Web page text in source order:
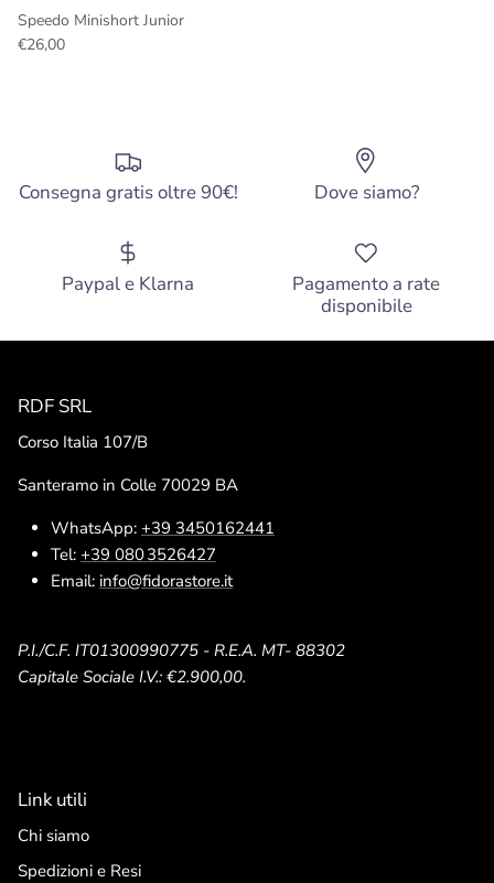
Speedo Minishort Junior
€26,00
Consegna gratis oltre 90€! Dove siamo?
Paypal e Klarna
Pagamento a rate
disponibile
RDF SRL
Corso Italia 107/B
Santeramo in Colle 70029 BA
WhatsApp: +39 3450162441
Tel: +39 080 3526427
Email: info@fidorastore.it
P.I./C.F. IT01300990775 - R.E.A. MT- 88302
Capitale Sociale I.V.: €2.900,00.
Link utili
Chi siamo
Spedizioni e Resi